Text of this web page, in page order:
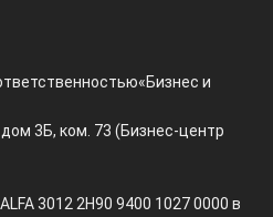
«Бизнес и
3Б, ком. 73 (Бизнес-центр
3012 2H90 9400 1027 0000 в